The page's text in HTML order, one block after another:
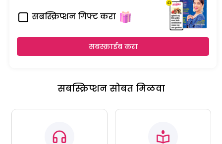
सबस्क्रिप्शन गिफ्ट करा
सबस्क्राईब करा
सबस्क्रिप्शन सोबत मिळवा